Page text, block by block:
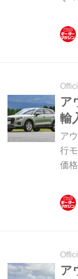
台
ア
輸
ア
行
価
ア